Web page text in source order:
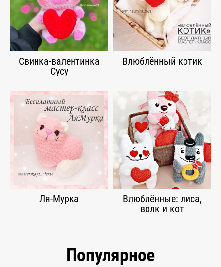
Свинка-валентинка
Сусу
Влюблённый котик
Ля-Мурка
Влюблённые: лиса,
волк и кот
Популярное